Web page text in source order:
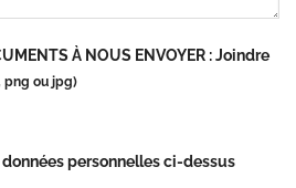
À NOUS ENVOYER : Joindre
png ou jpg)
personnelles ci-dessus